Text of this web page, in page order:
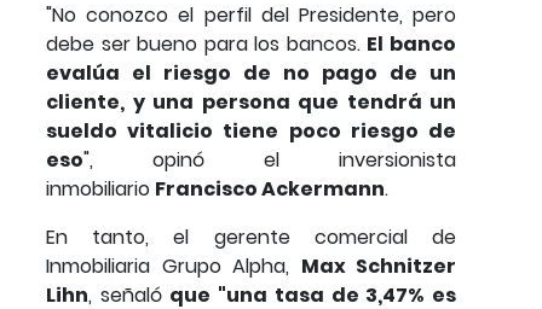
"No conozco el perfil del Presidente, pero
debe ser bueno para los bancos. El banco
evalúa el riesgo de no pago de un
cliente, y una persona que tendrá un
sueldo vitalicio tiene poco riesgo de
eso", opinó el inversionista
inmobiliario Francisco Ackermann.
En tanto, el gerente comercial de
Inmobiliaria Grupo Alpha, Max Schnitzer
Lihn, señaló que "una tasa de 3,47% es